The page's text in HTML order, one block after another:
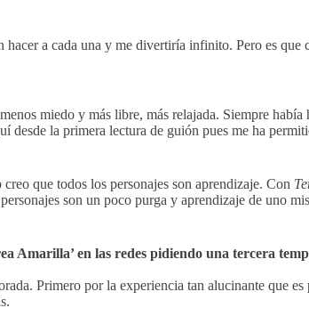
a cada una y me divertiría infinito. Pero es
miedo y más libre, más relajada. Siempre
la primera lectura de guión pues me ha
que todos los personajes son aprendizaje. Con
son un poco purga y aprendizaje de uno
Amarilla’ en las redes pidiendo una tercera
Primero por la experiencia tan alucinante que